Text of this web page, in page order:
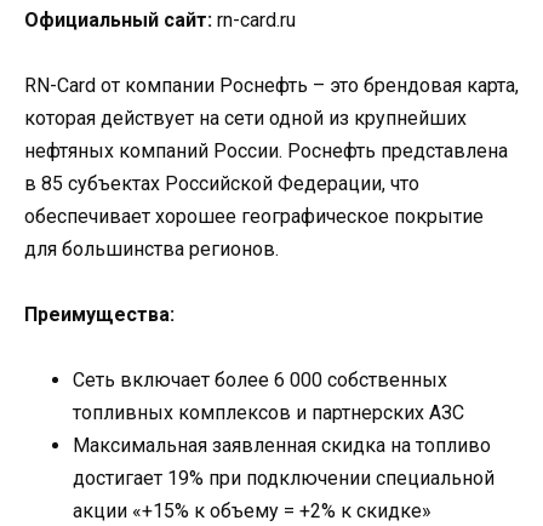
Официальный сайт: rn-card.ru
RN-Card от компании Роснефть – это брендовая карта,
которая действует на сети одной из крупнейших
нефтяных компаний России. Роснефть представлена
в 85 субъектах Российской Федерации, что
обеспечивает хорошее географическое покрытие
для большинства регионов.
Преимущества:
Сеть включает более 6 000 собственных
топливных комплексов и партнерских АЗС
Максимальная заявленная скидка на топливо
достигает 19% при подключении специальной
акции «+15% к объему = +2% к скидке»